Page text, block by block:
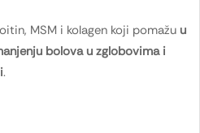
MSM i kolagen koji pomažu u
bolova u zglobovima i
.